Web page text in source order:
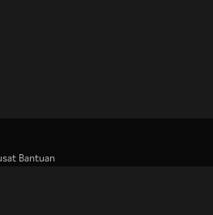
Bantuan